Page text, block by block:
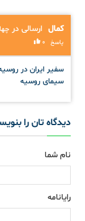
کمال ارسالی در
پاسخ 0
سفیر ایران در
سیمای روسیه
دیدگاه تان را
نام شما
رایانامه